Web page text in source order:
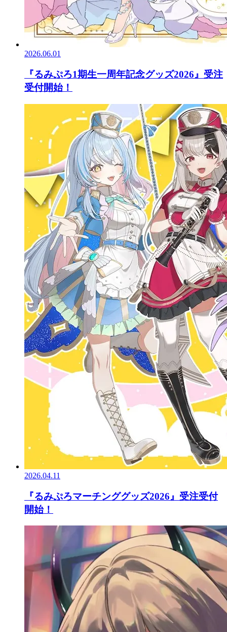
2026.06.01
『るみぷろ1期生一周年記念グッズ2026』受注
受付開始！
2026.04.11
『るみぷろマーチンググッズ2026』受注受付
開始！